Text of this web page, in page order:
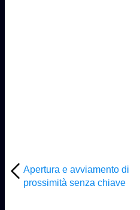
Apertura e avviamento di
prossimità senza chiave